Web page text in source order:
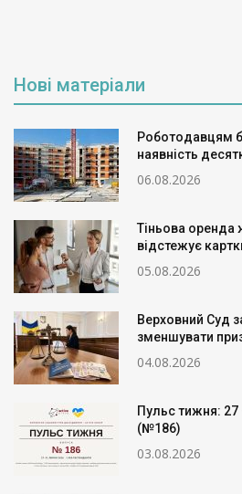
Нові матеріали
Роботодавцям
наявність
06.08.2026
Тіньова оренда
відстежує
05.08.2026
Верховний Суд
зменшувати
04.08.2026
Пульс тижня: 27
(№186)
03.08.2026